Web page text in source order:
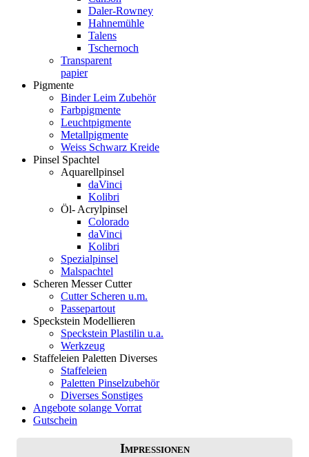
Daler-Rowney
Hahnemühle
Talens
Tschernoch
Transparent
papier
Pigmente
Binder Leim Zubehör
Farbpigmente
Leuchtpigmente
Metallpigmente
Weiss Schwarz Kreide
Pinsel Spachtel
Aquarellpinsel
daVinci
Kolibri
Öl- Acrylpinsel
Colorado
daVinci
Kolibri
Spezialpinsel
Malspachtel
Scheren Messer Cutter
Cutter Scheren u.m.
Passepartout
Speckstein Modellieren
Speckstein Plastilin u.a.
Werkzeug
Staffeleien Paletten Diverses
Staffeleien
Paletten Pinselzubehör
Diverses Sonstiges
Angebote solange Vorrat
Gutschein
Impressionen